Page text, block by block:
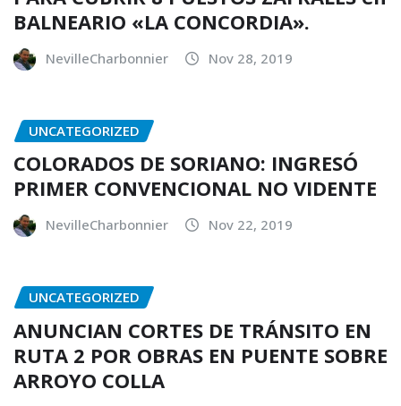
BALNEARIO «LA CONCORDIA».
NevilleCharbonnier Nov 28, 2019
UNCATEGORIZED
COLORADOS DE SORIANO: INGRESÓ
PRIMER CONVENCIONAL NO VIDENTE
NevilleCharbonnier Nov 22, 2019
UNCATEGORIZED
ANUNCIAN CORTES DE TRÁNSITO EN
RUTA 2 POR OBRAS EN PUENTE SOBRE
ARROYO COLLA